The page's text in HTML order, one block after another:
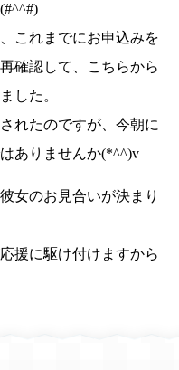
(#^^#)
これまでにお申込みを
確認して、こちらから
した。
されたのですが、 今朝に
ありませんか(*^^)v
女のお見合いが決まり
援に駆け付けますから